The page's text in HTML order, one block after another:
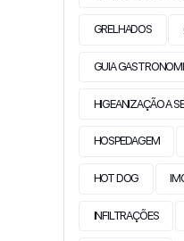
GRELHADOS
GUIA
HIGEANIZAÇÃO A
HOSPEDAGEM
HOT DOG
INFILTRAÇÕES